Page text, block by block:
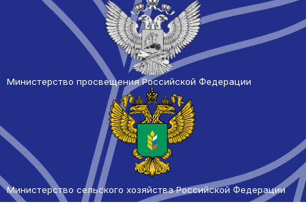
Министерство просвещения Российской Федерации
Министерство сельского хозяйства Российской Федерации